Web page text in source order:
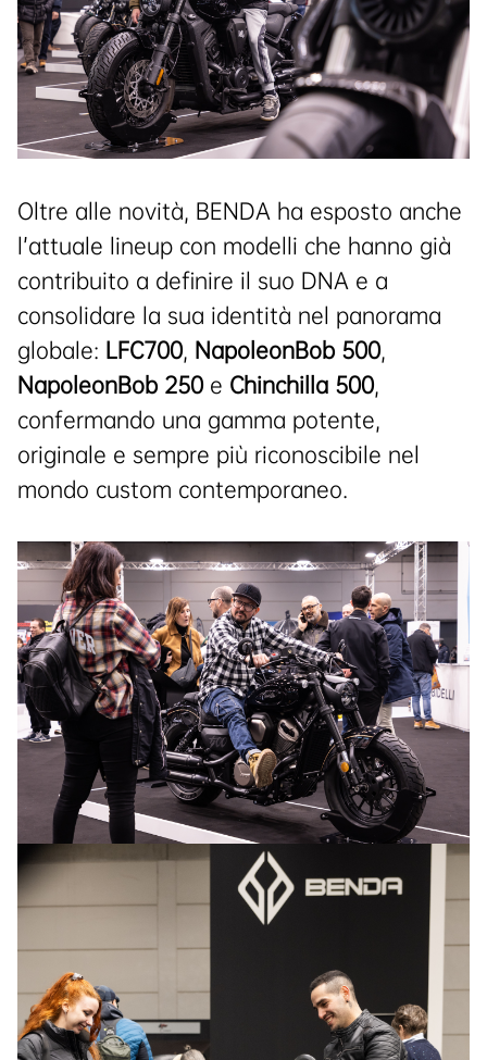
Oltre alle novità, BENDA ha esposto anche
l’attuale lineup con modelli che hanno già
contribuito a definire il suo DNA e a
consolidare la sua identità nel panorama
globale: LFC700, NapoleonBob 500,
NapoleonBob 250 e Chinchilla 500,
confermando una gamma potente,
originale e sempre più riconoscibile nel
mondo custom contemporaneo.